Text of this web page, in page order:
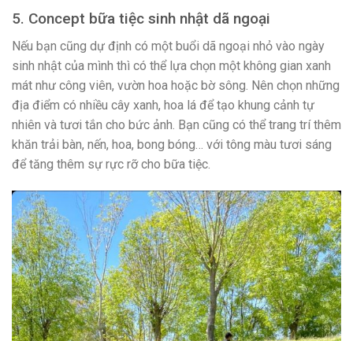
5. Concept bữa tiệc sinh nhật dã ngoại
Nếu bạn cũng dự định có một buổi dã ngoại nhỏ vào ngày
sinh nhật của mình thì có thể lựa chọn một không gian xanh
mát như công viên, vườn hoa hoặc bờ sông. Nên chọn những
địa điểm có nhiều cây xanh, hoa lá để tạo khung cảnh tự
nhiên và tươi tắn cho bức ảnh. Bạn cũng có thể trang trí thêm
khăn trải bàn, nến, hoa, bong bóng… với tông màu tươi sáng
để tăng thêm sự rực rỡ cho bữa tiệc.